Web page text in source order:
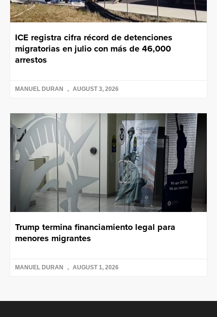
ICE registra cifra récord de detenciones
migratorias en julio con más de 46,000
arrestos
MANUEL DURAN AUGUST 3, 2026
Trump termina financiamiento legal para
menores migrantes
MANUEL DURAN AUGUST 1, 2026